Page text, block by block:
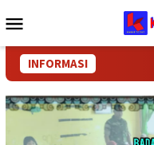
ke
Mobile
INFORMASI